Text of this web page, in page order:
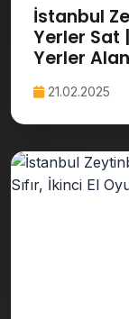
İstanbul
Yerler Sat
Yerler
21.02.2025